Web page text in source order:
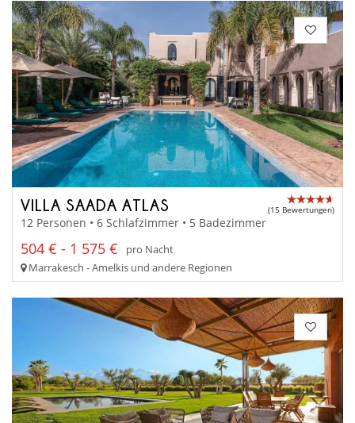
VILLA SAADA ATLAS (15 Bewertungen)
12 Personen • 6 Schlafzimmer • 5 Badezimmer
504 € - 1 575 €
pro Nacht
Marrakesch - Amelkis und andere Regionen